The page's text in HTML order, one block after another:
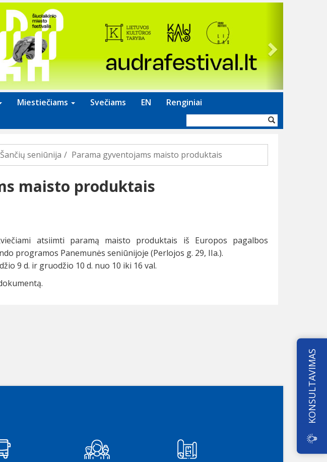
Miestiečiams Svečiams EN Renginiai
forma
seniūnija Parama gyventojams maisto produktais
maisto produktais
atsiimti paramą maisto produktais iš Europos pagalbos
programos Panemunės seniūnijoje (Perlojos g. 29, IIa.).
9 d. ir gruodžio 10 d. nuo 10 iki 16 val.
KONSULTAVIMAS